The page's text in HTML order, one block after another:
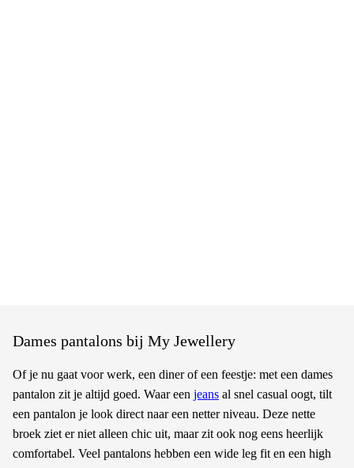
Dames pantalons bij My Jewellery
Of je nu gaat voor werk, een diner of een feestje: met een dames
pantalon zit je altijd goed. Waar een jeans al snel casual oogt, tilt
een pantalon je look direct naar een netter niveau. Deze nette
broek ziet er niet alleen chic uit, maar zit ook nog eens heerlijk
comfortabel. Veel pantalons hebben een wide leg fit en een high